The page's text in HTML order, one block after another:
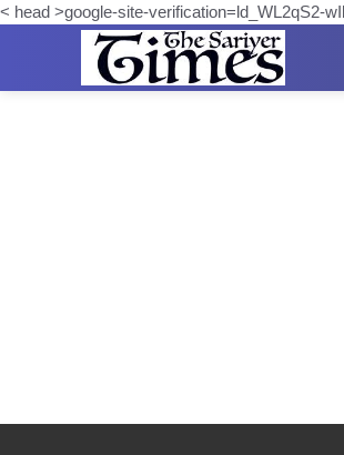
< head >google-site-verification=ld_WL2qS2-